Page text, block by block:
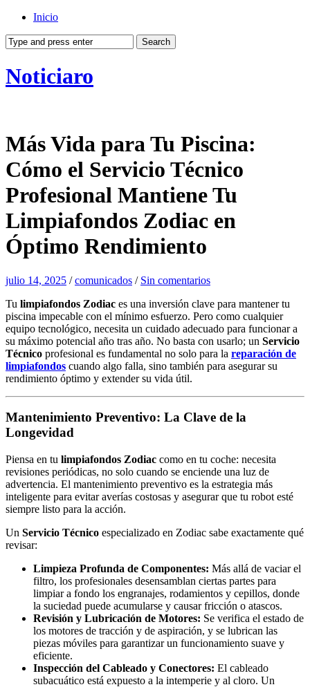
Inicio
Noticiaro
Más Vida para Tu Piscina:
Cómo el Servicio Técnico
Profesional Mantiene Tu
Limpiafondos Zodiac en
Óptimo Rendimiento
julio 14, 2025 /comunicados / Sin comentarios
Tu limpiafondos Zodiac es una inversión clave para mantener tu
piscina impecable con el mínimo esfuerzo. Pero como cualquier
equipo tecnológico, necesita un cuidado adecuado para funcionar a
su máximo potencial año tras año. No basta con usarlo; un Servicio
Técnico profesional es fundamental no solo para la reparación de
limpiafondos cuando algo falla, sino también para asegurar su
rendimiento óptimo y extender su vida útil.
Mantenimiento Preventivo: La Clave de la
Longevidad
Piensa en tu limpiafondos Zodiac como en tu coche: necesita
revisiones periódicas, no solo cuando se enciende una luz de
advertencia. El mantenimiento preventivo es la estrategia más
inteligente para evitar averías costosas y asegurar que tu robot esté
siempre listo para la acción.
Un Servicio Técnico especializado en Zodiac sabe exactamente qué
revisar:
Limpieza Profunda de Componentes: Más allá de vaciar el
filtro, los profesionales desensamblan ciertas partes para
limpiar a fondo los engranajes, rodamientos y cepillos, donde
la suciedad puede acumularse y causar fricción o atascos.
Revisión y Lubricación de Motores: Se verifica el estado de
los motores de tracción y de aspiración, y se lubrican las
piezas móviles para garantizar un funcionamiento suave y
eficiente.
Inspección del Cableado y Conectores: El cableado
subacuático está expuesto a la intemperie y al cloro. Un